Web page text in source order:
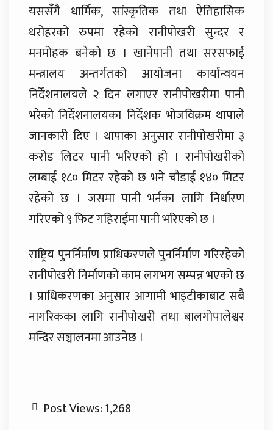
यससँगै धार्मिक, सांस्कृतिक तथा ऐतिहासिक
धरोहरको रुपमा रहेको रानीपोखरी सुन्दर र
मनमोहक बनेको छ । खानेपानी तथा सरसफाई
मन्त्रालय अन्तर्गतको आयोजना कार्यान्वयन
निर्देशनालयले २ दिन लगाएर रानीपोखरीमा पानी
भरेको निर्देशनालयका निर्देशक भोजविक्रम थापाले
जानकारी दिए । थापाका अनुसार रानीपोखरीमा ३
करोड लिटर पानी भरिएको हो । रानीपोखरीको
लम्बाई १८० मिटर रहेको छ भने चौडाई १४० मिटर
रहेको छ । जसमा पानी भर्नका लागि निर्धारण
गरिएको ९ फिट गहिराईमा पानी भरिएको छ ।
राष्ट्रिय पुनर्निर्माण प्राधिकरणले पुनर्निर्माण गरिरहेको
रानीपोखरी निर्माणको काम लगभग सम्पन्न भएको छ
। प्राधिकरणका अनुसार आगामी भाइटीकाबाट सबै
नागरिकका लागि रानीपोखरी तथा बालगोपालेश्वर
मन्दिर सञ्चालनमा आउनेछ ।
Post Views:1,268